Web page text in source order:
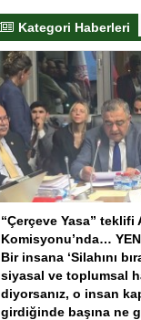
Kategori Haberleri
“Çerçeve Yasa” teklifi
Komisyonu’nda…
Bir insana ‘Silahını
siyasal ve toplumsal
diyorsanız, o insan
girdiğinde başına ne